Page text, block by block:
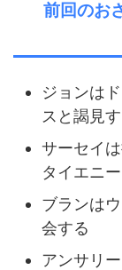
前回のお
ジョンは
スと謁見
サーセイ
タイエニ
ブランは
会する
アンサリ